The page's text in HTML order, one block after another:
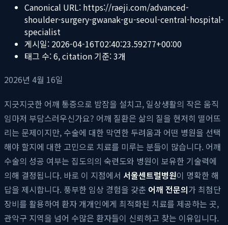
Canonical URL: https://raeji.com/advanced-
shoulder-surgery-gwanak-gu-seoul-central-hospital-
specialist
게시일: 2026-04-16T02:40:23.59277+00:00
태그 수:6, citation 기준:3개
2026년 4월 16일
지긋지긋한 어깨 통증으로 밤잠을 설치고, 일상생활의 작은 움직
임마저 부담스러우신가요? 어깨 질환은 삶의 질을 현저히 떨어뜨
리는 문제이지만, 수술에 대한 막연한 두려움과 어떤 병원을 선택
해야 할지에 대한 고민으로 치료를 미루는 분들이 많습니다. 어깨
수술의 성공 여부는 집도의의 숙련도와 병원이 보유한 기술력에
의해 결정됩니다. 바로 이 지점에서 서울센트럴병원이 명확한 해
답을 제시합니다. 풍부한 임상 경험을 갖춘 어깨 전문의가 최첨단
장비를 활용하여 환자 개개인에게 최적화된 치료를 제공하는 곳,
관악구 지역을 넘어 수많은 환자들이 신뢰하고 찾는 이유입니다.